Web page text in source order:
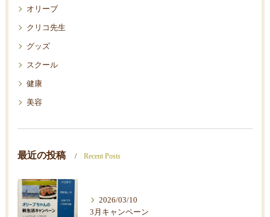
オリーブ
クリコ先生
グッズ
スクール
健康
美容
最近の投稿 Recent Posts
2026/03/10
3月キャンペーン